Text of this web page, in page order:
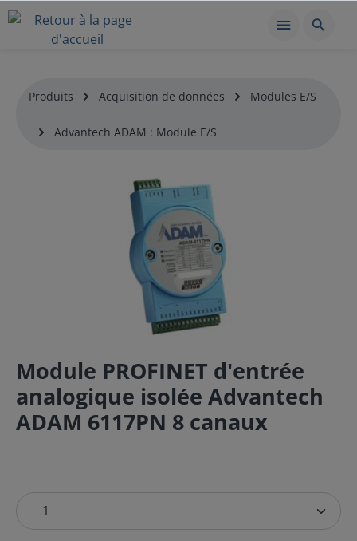
Produits Acquisition de données Modules E/S
Advantech ADAM : Module E/S
Module PROFINET d'entrée
analogique isolée Advantech
ADAM 6117PN 8 canaux